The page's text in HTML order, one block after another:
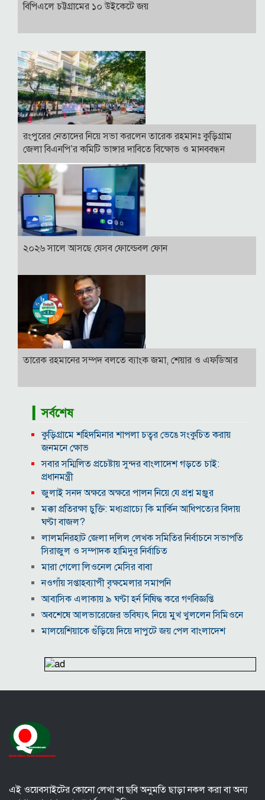
বিপিএলে চট্টগ্রামের ১০ উইকেটে জয়
রংপুরের নেতাদের নিয়ে সভা করলেন তারেক রহমানঃ কুড়িগ্রাম
জেলা বিএনপি’র কমিটি ভাঙ্গার দাবিতে বিক্ষোভ ও মানববন্ধন
২০২৬ সালে আসছে যেসব ফোল্ডেবল ফোন
তারেক রহমানের সম্পদ বলতে ব্যাংক জমা, শেয়ার ও এফডিআর
▎সর্বশেষ
কুড়িগ্রামে শহিদমিনার শাপলা চত্বর ভেঙে সংকুচিত করায়
জনমনে ক্ষোভ
সবার সম্মিলিত প্রচেষ্টায় সুন্দর বাংলাদেশ গড়তে চাই:
প্রধানমন্ত্রী
জুলাই সনদ অক্ষরে অক্ষরে পালন নিয়ে যে প্রশ্ন মঞ্জুর
মক্কা প্রতিরক্ষা চুক্তি: মধ্যপ্রাচ্যে কি মার্কিন আধিপত্যের বিদায়
ঘণ্টা বাজল?
‎লালমনিরহাট জেলা দলিল লেখক সমিতির নির্বাচনে সভাপতি
সিরাজুল ও সম্পাদক হামিদুর নির্বাচিত
মারা গেলো লিওনেল মেসির বাবা
নওগাঁয় সপ্তাহব্যাপী বৃক্ষমেলার সমাপনি
আবাসিক এলাকায় ৯ ঘণ্টা হর্ন নিষিদ্ধ করে গণবিজ্ঞপ্তি
অবশেষে আলভারেজের ভবিষ্যৎ নিয়ে মুখ খুললেন সিমিওনে
মালয়েশিয়াকে গুঁড়িয়ে দিয়ে দাপুটে জয় পেল বাংলাদেশ
ইনফান্তিনো
কাজের ঘণ্টা নয়, উৎপাদনশীলতাই হোক জাতীয় সমৃদ্ধির
সব তথ্য
সরকারের কাজে কোনো গাফিলতি হলে কঠোর ব্যবস্থা নিচ্ছেন
এই ওয়েবসাইটের কোনো লেখা বা ছবি অনুমতি ছাড়া নকল করা বা অন্য